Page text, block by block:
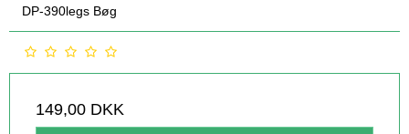
DP-390legs Bøg
149,00 DKK